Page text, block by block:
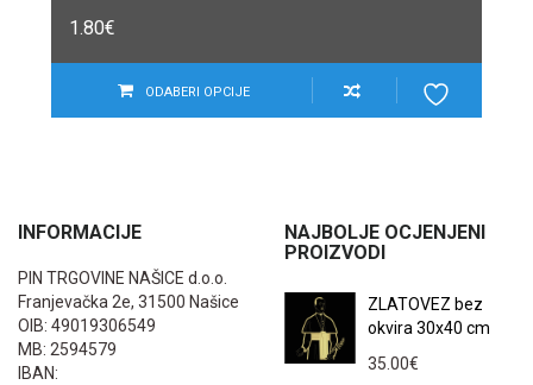
1.80€
ODABERI OPCIJE
INFORMACIJE
PIN TRGOVINE NAŠICE d.o.o.
Franjevačka 2e, 31500 Našice
OIB: 49019306549
MB: 2594579
IBAN:
NAJBOLJE OCJENJENI
PROIZVODI
ZLATOVEZ bez
okvira 30x40 cm
35.00€